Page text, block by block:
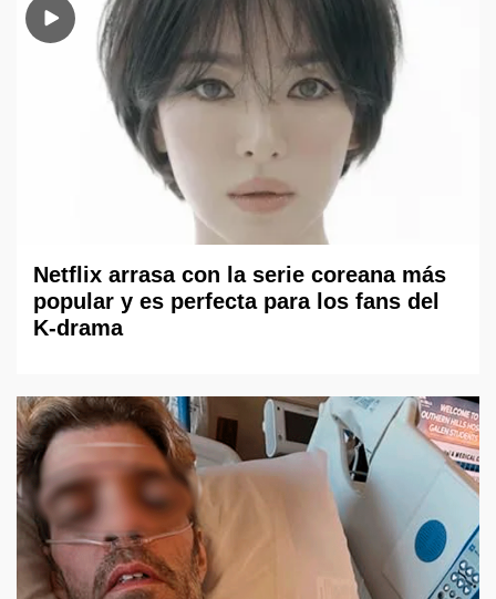
Netflix arrasa con la serie coreana más
popular y es perfecta para los fans del
K-drama